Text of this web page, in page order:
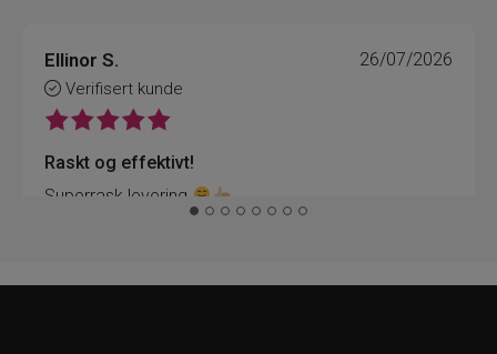
Ellinor S.
Verifisert kunde
26/07/2026
Raskt og effektivt!
Superrask levering